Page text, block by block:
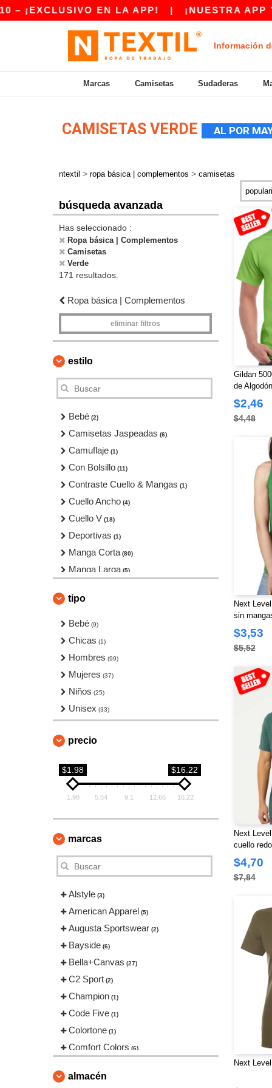
EN LA APP!|¡NUESTRA APP YA ESTÁ
Información
Marcas Camisetas Sudaderas
CAMISETAS VERDE AL POR
ntextil > ropa básica | complementos > camisetas
búsqueda avanzada
Has seleccionado :
Ropa básica | Complementos
Camisetas
Verde
171 resultados.
Ropa básica | Complementos
eliminar filtros
estilo
Bebé (2)
Camisetas Jaspeadas (6)
Camuflaje (1)
Con Bolsillo (11)
Contraste Cuello & Mangas (1)
Cuello Ancho (4)
Cuello V (18)
Deportivas (1)
Manga Corta (80)
Manga Larga (5)
Poli/Algodon
Tallas Grandes
Tie-Dye (1)
USA-Made (14)
tipo
Bebé (9)
Chicas (1)
Hombres (99)
Mujeres (37)
Niños (25)
Unisex (33)
precio
$1.98 $16.22
1.98 5.54 9.1 12.66 16.22
marcas
Alstyle (3)
American Apparel (5)
Augusta Sportswear (2)
Bayside (6)
Bella+Canvas (27)
C2 Sport (2)
Champion (1)
Code Five (1)
Colortone (1)
Comfort Colors (6)
Econscious
almacén
Gildan
de Algodón
$2,46
$4,48
Next
sin
$3,53
$5,52
Next
cuello
$4,70
$7,84
Next